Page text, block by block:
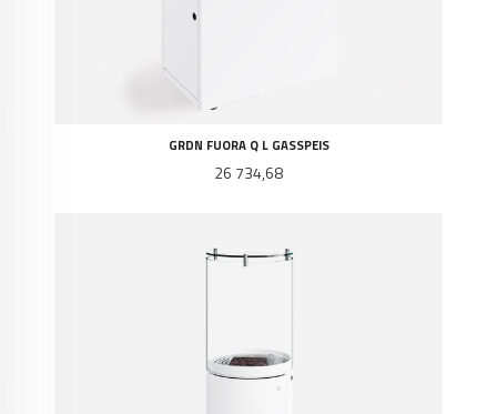
GRDN FUORA Q L GASSPEIS
Pris
26 734,68